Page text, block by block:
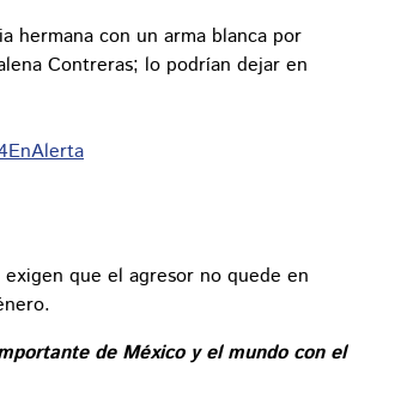
hermana con un arma blanca por
Contreras; lo podrían dejar en
que el agresor no quede en
de México y el mundo con el